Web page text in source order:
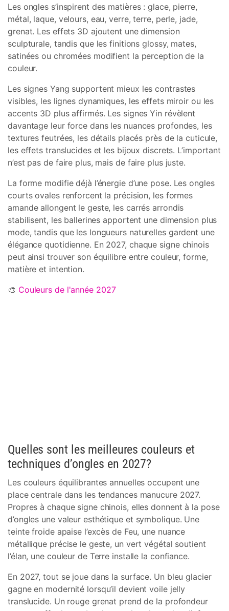
Les ongles s’inspirent des matières : glace, pierre,
métal, laque, velours, eau, verre, terre, perle, jade,
grenat. Les effets 3D ajoutent une dimension
sculpturale, tandis que les finitions glossy, mates,
satinées ou chromées modifient la perception de la
couleur.
Les signes Yang supportent mieux les contrastes
visibles, les lignes dynamiques, les effets miroir ou les
accents 3D plus affirmés. Les signes Yin révèlent
davantage leur force dans les nuances profondes, les
textures feutrées, les détails placés près de la cuticule,
les effets translucides et les bijoux discrets. L’important
n’est pas de faire plus, mais de faire plus juste.
La forme modifie déjà l’énergie d’une pose. Les ongles
courts ovales renforcent la précision, les formes
amande allongent le geste, les carrés arrondis
stabilisent, les ballerines apportent une dimension plus
mode, tandis que les longueurs naturelles gardent une
élégance quotidienne. En 2027, chaque signe chinois
peut ainsi trouver son équilibre entre couleur, forme,
matière et intention.
🎨 Couleurs de l'année 2027
Quelles sont les meilleures couleurs et
techniques d’ongles en 2027?
Les couleurs équilibrantes annuelles occupent une
place centrale dans les tendances manucure 2027.
Propres à chaque signe chinois, elles donnent à la pose
d’ongles une valeur esthétique et symbolique. Une
teinte froide apaise l’excès de Feu, une nuance
métallique précise le geste, un vert végétal soutient
l’élan, une couleur de Terre installe la confiance.
En 2027, tout se joue dans la surface. Un bleu glacier
gagne en modernité lorsqu’il devient voile jelly
translucide. Un rouge grenat prend de la profondeur